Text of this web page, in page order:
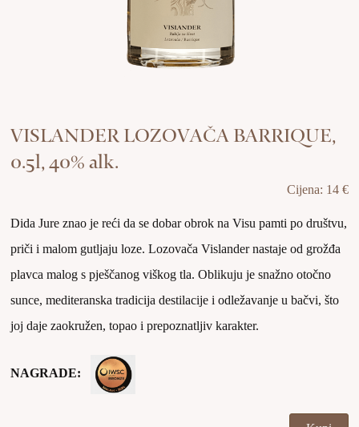
VISLANDER LOZOVAČA BARRIQUE,
0.5l, 40% alk.
Cijena: 14 €
Dida Jure znao je reći da se dobar obrok na Visu pamti po društvu,
priči i malom gutljaju loze. Lozovača Vislander nastaje od grožđa
plavca malog s pješčanog viškog tla. Oblikuju je snažno otočno
sunce, mediteranska tradicija destilacije i odležavanje u bačvi, što
joj daje zaokružen, topao i prepoznatljiv karakter.
NAGRADE: